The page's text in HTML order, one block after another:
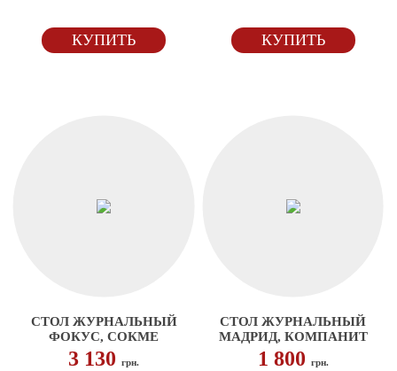
КУПИТЬ КУПИТЬ
СТОЛ ЖУРНАЛЬНЫЙ
ФОКУС, СОКМЕ
3 130грн.
СТОЛ ЖУРНАЛЬНЫЙ
МАДРИД, КОМПАНИТ
1 800 грн.